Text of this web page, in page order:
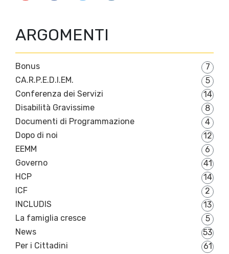
ARGOMENTI
Bonus
7
CA.R.P.E.D.I.EM.
5
Conferenza dei Servizi
14
Disabilità Gravissime
8
Documenti di Programmazione
4
Dopo di noi
12
EEMM
6
Governo
41
HCP
14
ICF
2
INCLUDIS
13
La famiglia cresce
5
News
53
Per i Cittadini
61